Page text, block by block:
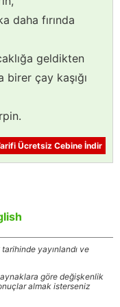
daha fırında
geldikten
çay kaşığı
Ücretsiz Cebine İndir
yayınlandı ve
göre değişkenlik
almak isterseniz